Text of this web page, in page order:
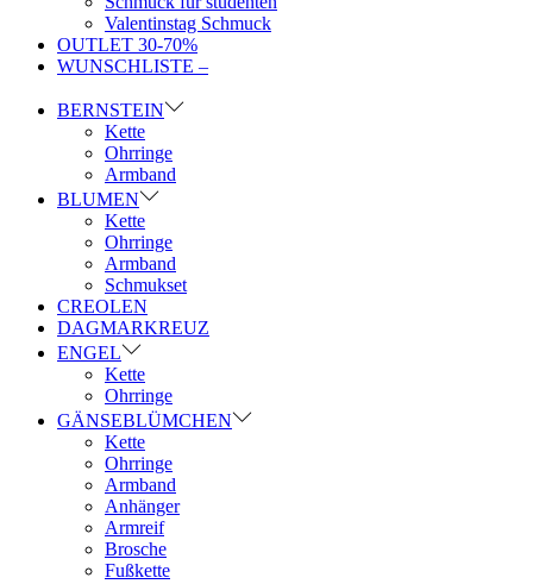
Valentinstag Schmuck
OUTLET 30-70%
WUNSCHLISTE –
BERNSTEIN
Kette
Ohrringe
Armband
BLUMEN
Kette
Ohrringe
Armband
Schmukset
CREOLEN
DAGMARKREUZ
ENGEL
Kette
Ohrringe
GÄNSEBLÜMCHEN
Kette
Ohrringe
Armband
Anhänger
Armreif
Brosche
Fußkette